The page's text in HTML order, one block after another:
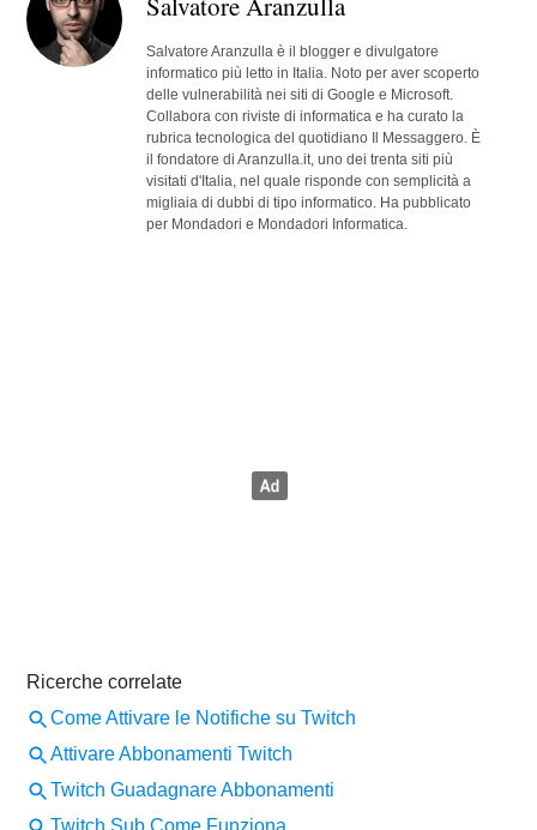
Salvatore Aranzulla è il blogger e divulgatore
informatico più letto in Italia. Noto per aver scoperto
delle vulnerabilità nei siti di Google e Microsoft.
Collabora con riviste di informatica e ha curato la
rubrica tecnologica del quotidiano Il Messaggero. È
il fondatore di Aranzulla.it, uno dei trenta siti più
visitati d'Italia, nel quale risponde con semplicità a
migliaia di dubbi di tipo informatico. Ha pubblicato
per Mondadori e Mondadori Informatica.